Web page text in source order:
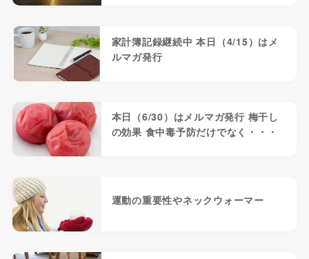
家計簿記録継続中 本日（4/15）はメ
ルマガ発行
本日（6/30）はメルマガ発行 梅干し
の効果 食中毒予防だけでなく・・・
運動の重要性やネックウォーマー